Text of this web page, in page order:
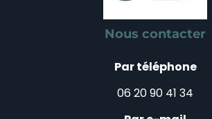
Nous contacter
Par téléphone
06 20 90 41 34